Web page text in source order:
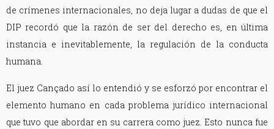
de crímenes internacionales, no deja lugar a dudas de que el
DIP recordó que la razón de ser del derecho es, en última
instancia e inevitablemente, la regulación de la conducta
humana.
El juez Cançado así lo entendió y se esforzó por encontrar el
elemento humano en cada problema jurídico internacional
que tuvo que abordar en su carrera como juez. Esto nunca fue